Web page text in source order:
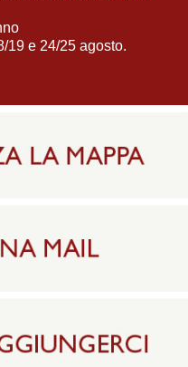
19 e 24/25 agosto.